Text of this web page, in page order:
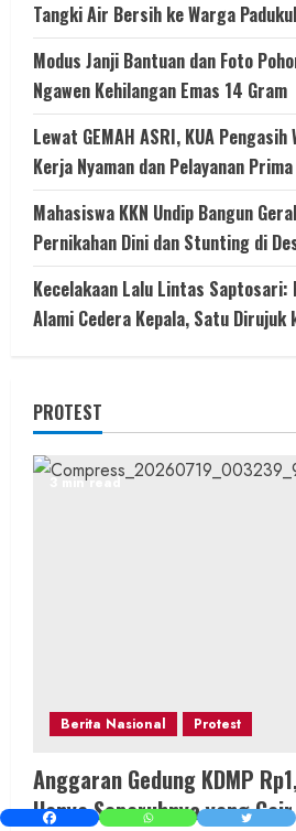
Tangki Air Bersih ke Warga
Modus Janji Bantuan dan Foto
Ngawen Kehilangan Emas 14 Gram
Lewat GEMAH ASRI, KUA
Kerja Nyaman dan Pelayanan Prima
Mahasiswa KKN Undip Bangun
Pernikahan Dini dan Stunting di
Kecelakaan Lalu Lintas Saptosari:
Alami Cedera Kepala, Satu Dirujuk
PROTEST
3 min read
Berita Nasional Protest
Anggaran Gedung KDMP
Hanya Separuhnya yang